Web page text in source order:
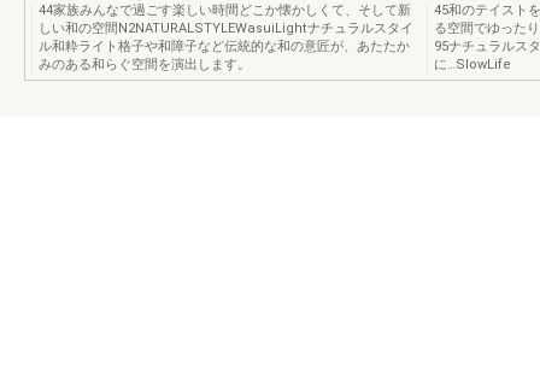
44家族みんなで過ごす楽しい時間どこか懐かしくて、そして新
しい和の空間N2NATURALSTYLEWasuiLightナチュラルスタイ
ル和粋ライト格子や和障子など伝統的な和の意匠が、あたたか
みのある和らぐ空間を演出します。
45和のテイスト
る空間でゆった
95ナチュラルス
に…SlowLife